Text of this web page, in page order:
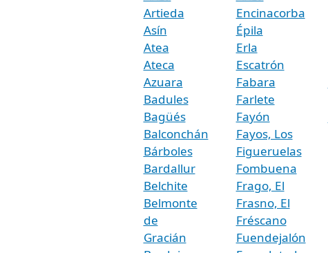
Artieda
Asín
Atea
Ateca
Azuara
Badules
Bagüés
Balconchán
Bárboles
Bardallur
Belchite
Belmonte
de
Gracián
Encinacorba
Épila
Erla
Escatrón
Fabara
Farlete
Fayón
Fayos, Los
Figueruelas
Fombuena
Frago, El
Frasno, El
Fréscano
Fuendejalón